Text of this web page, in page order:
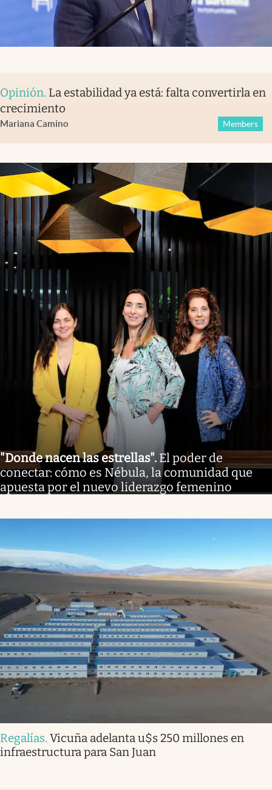
Opinión. La estabilidad ya está: falta convertirla en
crecimiento
Mariana Camino Members
"Donde nacen las estrellas". El poder de
conectar: cómo es Nébula, la comunidad que
apuesta por el nuevo liderazgo femenino
Regalías. Vicuña adelanta u$s 250 millones en
infraestructura para San Juan